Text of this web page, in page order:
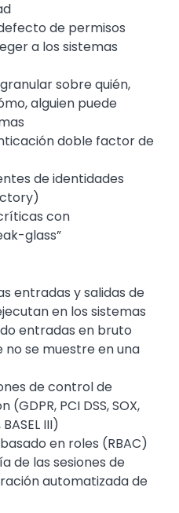
de permisos
a los sistemas
sobre quién,
alguien puede
doble factor de
de identidades
con
glass”
entradas y salidas de
en los sistemas
entradas en bruto
no se muestre en una
de control de
PCI DSS, SOX,
III)
en roles (RBAC)
de las sesiones de
automatizada de